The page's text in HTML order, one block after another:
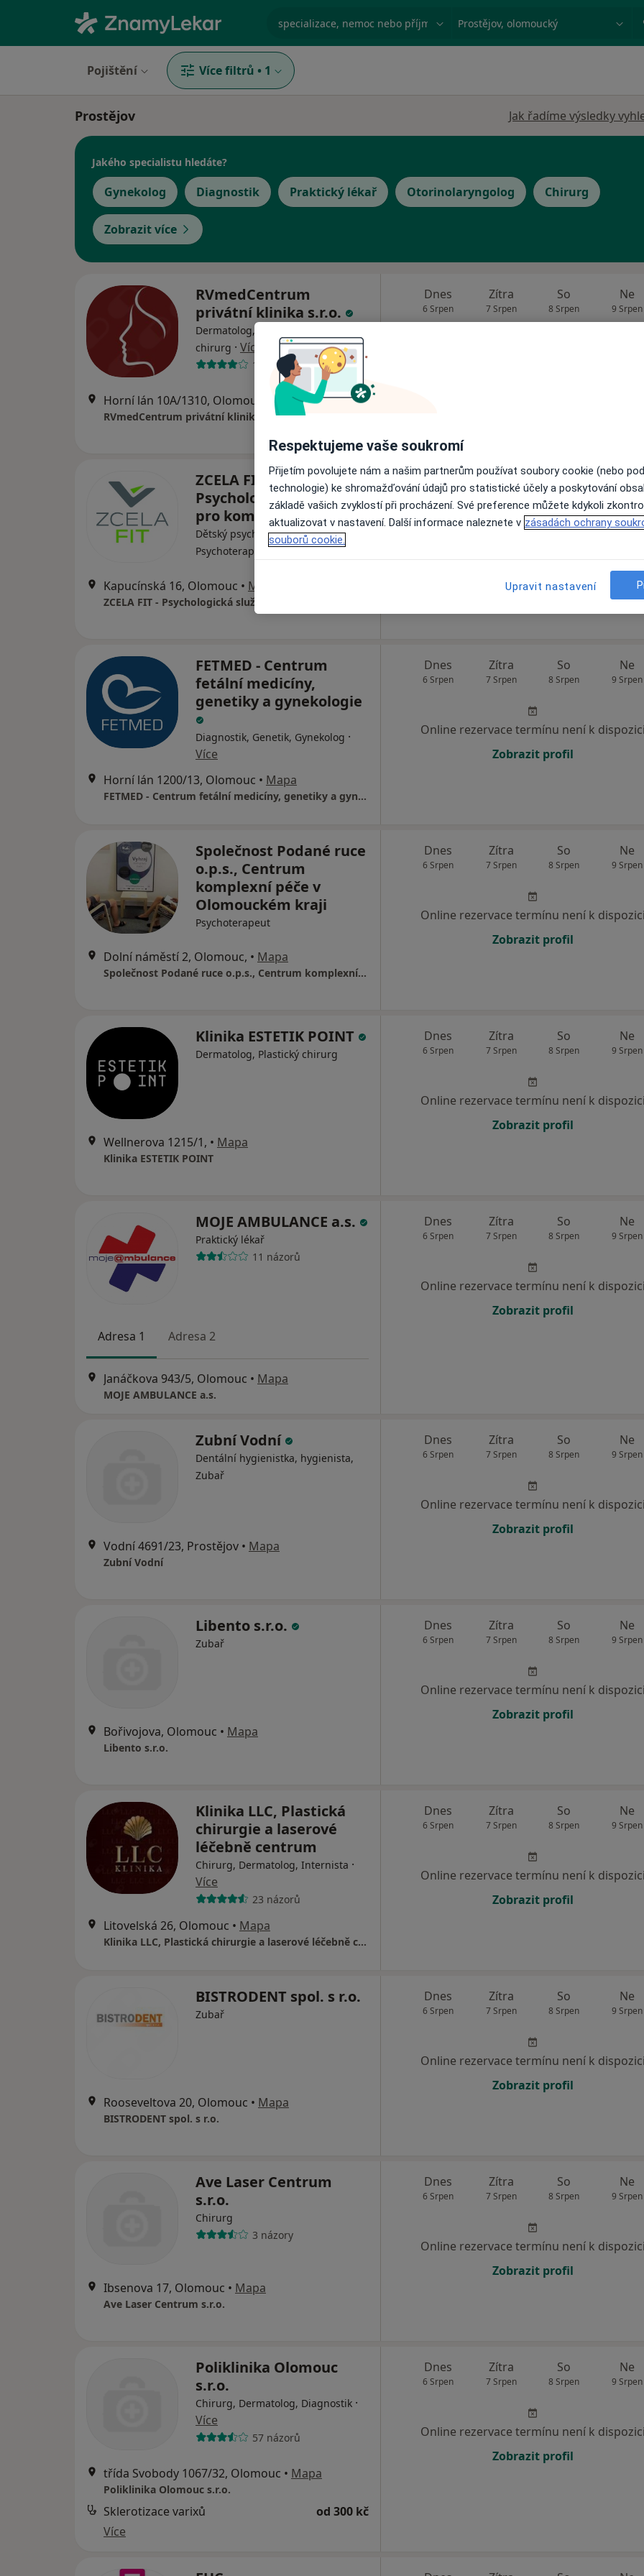
specializace, nemoc nebo příjmení Město nebo region
Pojištění Více filtrů • 1
Prostějov Jak řadíme výsledky
Jakého specialistu hledáte?
Gynekolog Diagnostik Praktický lékař Otorinolaryngolog Chirurg
Zobrazit více
RVmedCentrum
privátní klinika s.r.o.
Dermatolog, Oční lékař, Plastický
chirurg · Více
13 názorů
Horní lán 10A/1310, Olomouc Mapa
RVmedCentrum privátní klinika s.r.o.
Dnes
6 Srpen
Zítra
7 Srpen
So
8 Srpen
Ne
9 Srpen
ZCELA FIT -
Psychologická služba
pro komplexní péči
Dětský psycholog, Psycholog,
Psychoterapeut
Kapucínská 16, Olomouc • Mapa
ZCELA FIT - Psychologická služba pro komplexní péči
Dnes
6 Srpen
Zítra
7 Srpen
So
8 Srpen
Ne
9 Srpen
FETMED - Centrum
fetální medicíny,
genetiky a gynekologie
Diagnostik, Genetik, Gynekolog ·
Více
Horní lán 1200/13, Olomouc • Mapa
FETMED - Centrum fetální medicíny, genetiky a gynekologie
Dnes
6 Srpen
Zítra
7 Srpen
So
8 Srpen
Ne
9 Srpen
Online rezervace termínu není k dispozici
Zobrazit profil
Společnost Podané ruce
o.p.s., Centrum
komplexní péče v
Olomouckém kraji
Psychoterapeut
Dolní náměstí 2, Olomouc, • Mapa
Společnost Podané ruce o.p.s., Centrum komplexní péče v Olomouckém kraji
Dnes
6 Srpen
Zítra
7 Srpen
So
8 Srpen
Ne
9 Srpen
Online rezervace termínu není k dispozici
Zobrazit profil
Klinika ESTETIK POINT
Dermatolog, Plastický chirurg
Wellnerova 1215/1, • Mapa
Klinika ESTETIK POINT
Dnes
6 Srpen
Zítra
7 Srpen
So
8 Srpen
Ne
9 Srpen
Online rezervace termínu není k dispozici
Zobrazit profil
MOJE AMBULANCE a.s.
Praktický lékař
11 názorů
Adresa 1 Adresa 2
Janáčkova 943/5, Olomouc • Mapa
MOJE AMBULANCE a.s.
Dnes
6 Srpen
Zítra
7 Srpen
So
8 Srpen
Ne
9 Srpen
Online rezervace termínu není k dispozici
Zobrazit profil
Zubní Vodní
Dentální hygienistka, hygienista,
Zubař
Vodní 4691/23, Prostějov • Mapa
Zubní Vodní
Dnes
6 Srpen
Zítra
7 Srpen
So
8 Srpen
Ne
9 Srpen
Online rezervace termínu není k dispozici
Zobrazit profil
Libento s.r.o.
Zubař
Bořivojova, Olomouc • Mapa
Libento s.r.o.
Dnes
6 Srpen
Zítra
7 Srpen
So
8 Srpen
Ne
9 Srpen
Online rezervace termínu není k dispozici
Zobrazit profil
Klinika LLC, Plastická
chirurgie a laserové
léčebně centrum
Chirurg, Dermatolog, Internista ·
Více
23 názorů
Litovelská 26, Olomouc • Mapa
Klinika LLC, Plastická chirurgie a laserové léčebně centrum
Dnes
6 Srpen
Zítra
7 Srpen
So
8 Srpen
Ne
9 Srpen
Online rezervace termínu není k dispozici
Zobrazit profil
BISTRODENT spol. s r.o.
Zubař
Rooseveltova 20, Olomouc • Mapa
BISTRODENT spol. s r.o.
Dnes
6 Srpen
Zítra
7 Srpen
So
8 Srpen
Ne
9 Srpen
Online rezervace termínu není k dispozici
Zobrazit profil
Ave Laser Centrum
s.r.o.
Chirurg
3 názory
Ibsenova 17, Olomouc • Mapa
Ave Laser Centrum s.r.o.
Dnes
6 Srpen
Zítra
7 Srpen
So
8 Srpen
Ne
9 Srpen
Online rezervace termínu není k dispozici
Zobrazit profil
Poliklinika Olomouc
s.r.o.
Chirurg, Dermatolog, Diagnostik ·
Více
57 názorů
třída Svobody 1067/32, Olomouc • Mapa
Poliklinika Olomouc s.r.o.
Sklerotizace varixů
od 300 kč
Více
Dnes
6 Srpen
Zítra
7 Srpen
So
8 Srpen
Ne
9 Srpen
Online rezervace termínu není k dispozici
Zobrazit profil
Respektujeme vaše soukromí
Přijetím povolujete nám a našim partnerům používat soubory cookie (nebo
technologie) ke shromažďování údajů pro statistické účely a poskytování
základě vašich zvyklostí při procházení. Své preference můžete kdykoli
aktualizovat v nastavení. Další informace naleznete v zásadách ochrany
souborů cookie.
Upravit nastavení